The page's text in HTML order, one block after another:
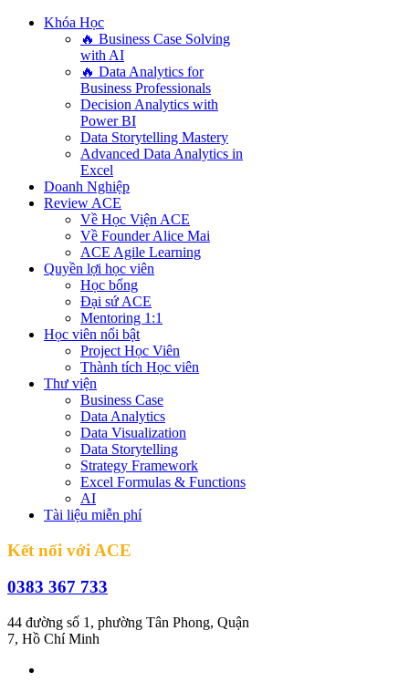
Khóa Học
🔥 Business Case Solving
with AI
🔥 Data Analytics for
Business Professionals
Decision Analytics with
Power BI
Data Storytelling Mastery
Advanced Data Analytics in
Excel
Doanh Nghiệp
Review ACE
Về Học Viện ACE
Về Founder Alice Mai
ACE Agile Learning
Quyền lợi học viên
Học bổng
Đại sứ ACE
Mentoring 1:1
Học viên nổi bật
Project Học Viên
Thành tích Học viên
Thư viện
Business Case
Data Analytics
Data Visualization
Data Storytelling
Strategy Framework
Excel Formulas & Functions
AI
Tài liệu miễn phí
Kết nối với ACE
0383 367 733
44 đường số 1, phường Tân Phong, Quận
7, Hồ Chí Minh